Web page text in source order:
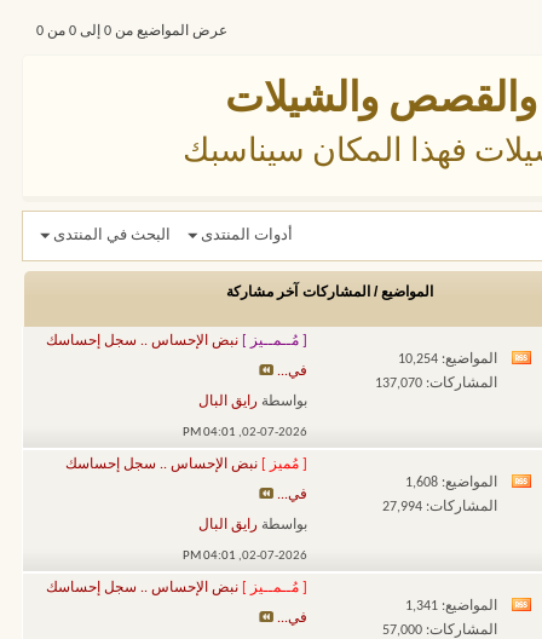
عرض المواضيع من 0 إلى 0 من 0
والقصص والشيلات
فهذا المكان سيناسبك
أدوات المنتدى البحث في المنتدى
المواضيع / المشاركات آخر مشاركة
مشاهدة
المواضيع: 10,254
المشاركات: 137,070
[ مُــمــيز ] نبض الإحساس .. سجل إحساسك
في...
بواسطة رايق البال
02-07-2026,
04:01 PM
مشاهدة
المواضيع: 1,608
المشاركات: 27,994
[ مُميز ] نبض الإحساس .. سجل إحساسك
في...
بواسطة رايق البال
02-07-2026,
04:01 PM
مشاهدة
المواضيع: 1,341
المشاركات: 57,000
[ مُــمــيز ] نبض الإحساس .. سجل إحساسك
في...